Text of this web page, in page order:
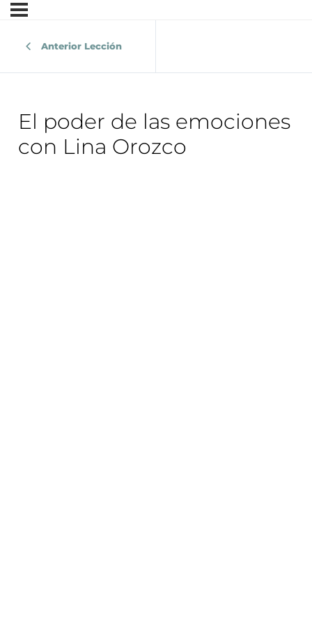
Anterior Lección
El poder de las emociones
con Lina Orozco